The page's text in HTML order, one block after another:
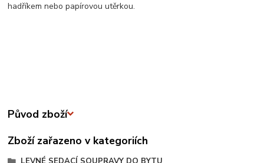
hadříkem nebo papírovou utěrkou.
Původ zboží
Zboží zařazeno v kategoriích